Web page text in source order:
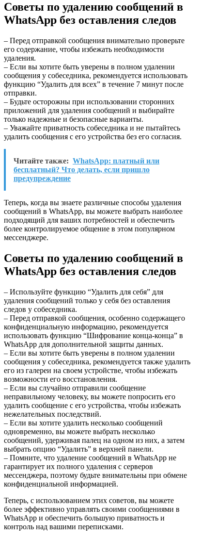
Советы по удалению сообщений в
WhatsApp без оставления следов
– Перед отправкой сообщения внимательно проверьте
его содержание, чтобы избежать необходимости
удаления.
– Если вы хотите быть уверены в полном удалении
сообщения у собеседника, рекомендуется использовать
функцию “Удалить для всех” в течение 7 минут после
отправки.
– Будьте осторожны при использовании сторонних
приложений для удаления сообщений и выбирайте
только надежные и безопасные варианты.
– Уважайте приватность собеседника и не пытайтесь
удалить сообщения с его устройства без его согласия.
Читайте также: WhatsApp: платный или
бесплатный? Что делать, если пришло
предупреждение
Теперь, когда вы знаете различные способы удаления
сообщений в WhatsApp, вы можете выбрать наиболее
подходящий для ваших потребностей и обеспечить
более контролируемое общение в этом популярном
мессенджере.
Советы по удалению сообщений в
WhatsApp без оставления следов
– Используйте функцию “Удалить для себя” для
удаления сообщений только у себя без оставления
следов у собеседника.
– Перед отправкой сообщения, особенно содержащего
конфиденциальную информацию, рекомендуется
использовать функцию “Шифрование конца-конца” в
WhatsApp для дополнительной защиты данных.
– Если вы хотите быть уверены в полном удалении
сообщения у собеседника, рекомендуется также удалить
его из галереи на своем устройстве, чтобы избежать
возможности его восстановления.
– Если вы случайно отправили сообщение
неправильному человеку, вы можете попросить его
удалить сообщение с его устройства, чтобы избежать
нежелательных последствий.
– Если вы хотите удалить несколько сообщений
одновременно, вы можете выбрать несколько
сообщений, удерживая палец на одном из них, а затем
выбрать опцию “Удалить” в верхней панели.
– Помните, что удаление сообщений в WhatsApp не
гарантирует их полного удаления с серверов
мессенджера, поэтому будьте внимательны при обмене
конфиденциальной информацией.
Теперь, с использованием этих советов, вы можете
более эффективно управлять своими сообщениями в
WhatsApp и обеспечить большую приватность и
контроль над вашими переписками.